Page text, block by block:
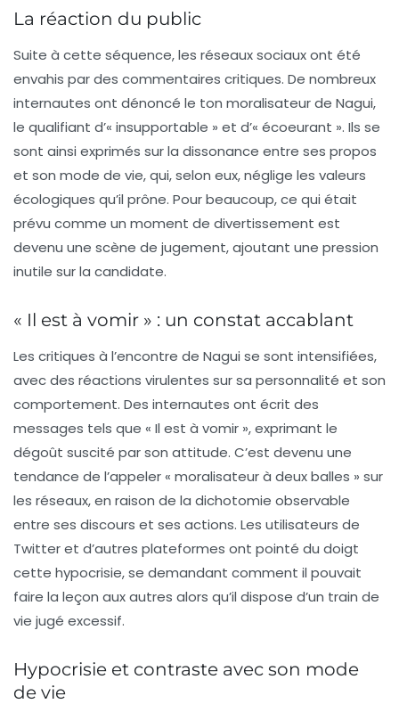
La réaction du public
Suite à cette séquence, les réseaux sociaux ont été
envahis par des commentaires critiques. De nombreux
internautes ont dénoncé le ton moralisateur de Nagui,
le qualifiant d’« insupportable » et d’« écoeurant ». Ils se
sont ainsi exprimés sur la dissonance entre ses propos
et son mode de vie, qui, selon eux, néglige les valeurs
écologiques qu’il prône. Pour beaucoup, ce qui était
prévu comme un moment de divertissement est
devenu une scène de jugement, ajoutant une pression
inutile sur la candidate.
« Il est à vomir » : un constat accablant
Les critiques à l’encontre de Nagui se sont intensifiées,
avec des réactions virulentes sur sa personnalité et son
comportement. Des internautes ont écrit des
messages tels que « Il est à vomir », exprimant le
dégoût suscité par son attitude. C’est devenu une
tendance de l’appeler « moralisateur à deux balles » sur
les réseaux, en raison de la dichotomie observable
entre ses discours et ses actions. Les utilisateurs de
Twitter et d’autres plateformes ont pointé du doigt
cette hypocrisie, se demandant comment il pouvait
faire la leçon aux autres alors qu’il dispose d’un train de
vie jugé excessif.
Hypocrisie et contraste avec son mode
de vie